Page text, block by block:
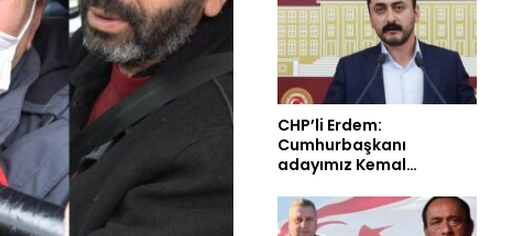
CHP’li Erdem:
Cumhurbaşkanı
adayımız Kemal…